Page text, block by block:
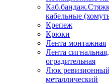
кабельные
Крепеж
Крюки
Лента монтажная
Лента
оградительная
Люк ревизионный
металлический